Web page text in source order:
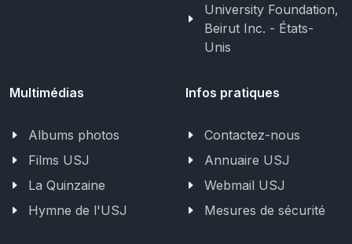
University Foundation,
Beirut Inc. - États-
Unis
Multimédias
Albums photos
Films USJ
La Quinzaine
Hymne de l'USJ
Infos pratiques
Contactez-nous
Annuaire USJ
Webmail USJ
Mesures de sécurité